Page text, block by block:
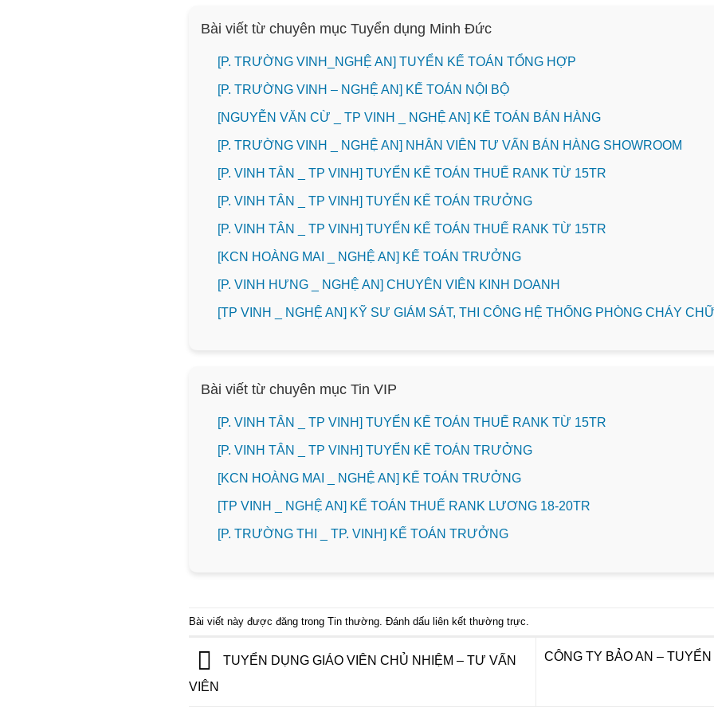
Bài viết từ chuyên mục Tuyển dụng Minh Đức
[P. TRƯỜNG VINH_NGHỆ AN] TUYỂN KẾ TOÁN TỔNG HỢP
[P. TRƯỜNG VINH – NGHỆ AN] KẾ TOÁN NỘI BỘ
[NGUYỄN VĂN CỪ _ TP VINH _ NGHỆ AN] KẾ TOÁN BÁN HÀNG
[P. TRƯỜNG VINH _ NGHỆ AN] NHÂN VIÊN TƯ VẤN BÁN HÀNG SHOWROOM
[P. VINH TÂN _ TP VINH] TUYỂN KẾ TOÁN THUẾ RANK TỪ 15TR
[P. VINH TÂN _ TP VINH] TUYỂN KẾ TOÁN TRƯỞNG
[P. VINH TÂN _ TP VINH] TUYỂN KẾ TOÁN THUẾ RANK TỪ 15TR
️[KCN HOÀNG MAI _ NGHỆ AN] KẾ TOÁN TRƯỞNG
️[P. VINH HƯNG _ NGHỆ AN] CHUYÊN VIÊN KINH DOANH
[TP VINH _ NGHỆ AN] KỸ SƯ GIÁM SÁT, THI CÔNG HỆ THỐNG PHÒNG CHÁY
Bài viết từ chuyên mục Tin VIP
[P. VINH TÂN _ TP VINH] TUYỂN KẾ TOÁN THUẾ RANK TỪ 15TR
[P. VINH TÂN _ TP VINH] TUYỂN KẾ TOÁN TRƯỞNG
️[KCN HOÀNG MAI _ NGHỆ AN] KẾ TOÁN TRƯỞNG
[TP VINH _ NGHỆ AN] KẾ TOÁN THUẾ RANK LƯƠNG 18-20TR
️[P. TRƯỜNG THI _ TP. VINH] KẾ TOÁN TRƯỞNG
Bài viết này được đăng trong Tin thường . Đánh dấu liên kết thường trực
TUYỂN DỤNG GIÁO VIÊN CHỦ NHIỆM – TƯ VẤN
VIÊN
CÔNG TY BẢO AN –